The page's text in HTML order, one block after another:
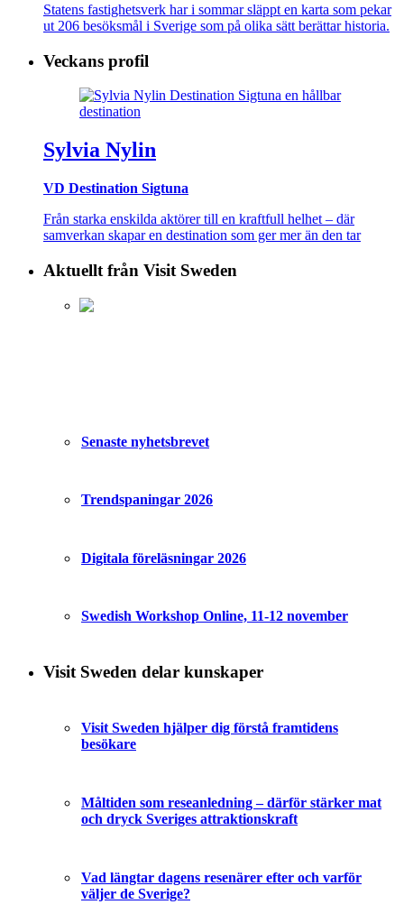
Statens fastighetsverk har i sommar släppt en karta som pekar
ut 206 besöksmål i Sverige som på olika sätt berättar historia.
Veckans profil
Sylvia Nylin
VD Destination Sigtuna
Från starka enskilda aktörer till en kraftfull helhet – där
samverkan skapar en destination som ger mer än den tar
Aktuellt från Visit Sweden
Senaste nyhetsbrevet
Trendspaningar 2026
Digitala föreläsningar 2026
Swedish Workshop Online, 11-12 november
Visit Sweden delar kunskaper
Visit Sweden hjälper dig förstå framtidens
besökare
Måltiden som reseanledning – därför stärker mat
och dryck Sveriges attraktionskraft
Vad längtar dagens resenärer efter och varför
väljer de Sverige?